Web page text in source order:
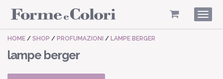
HOME / SHOP / PROFUMAZIONI / LAMPE BERGER
lampe berger